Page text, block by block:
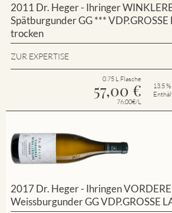
2011 Dr. Heger - Ihringer
Spätburgunder GG ***
trocken
ZUR EXPERTISE
0.75 L Flasche
57,00 €
76.00€/L
13.5
2017 Dr. Heger - Ihringen
Weissburgunder GG VDP.GROSSE